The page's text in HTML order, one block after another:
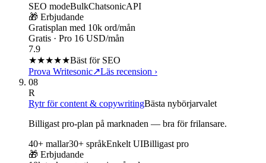
SEO modeBulkChatsonicAPI
🎁 Erbjudande
Gratisplan med 10k ord/mån
Gratis · Pro 16 USD/mån
7.9
★★★★★Bäst för SEO
Prova Writesonic↗Läs recension ›
08
R
Rytr för content & copywritingBästa nybörjarvalet
Billigast pro-plan på marknaden — bra för frilansare.
40+ mallar30+ språkEnkelt UIBilligast pro
🎁 Erbjudande